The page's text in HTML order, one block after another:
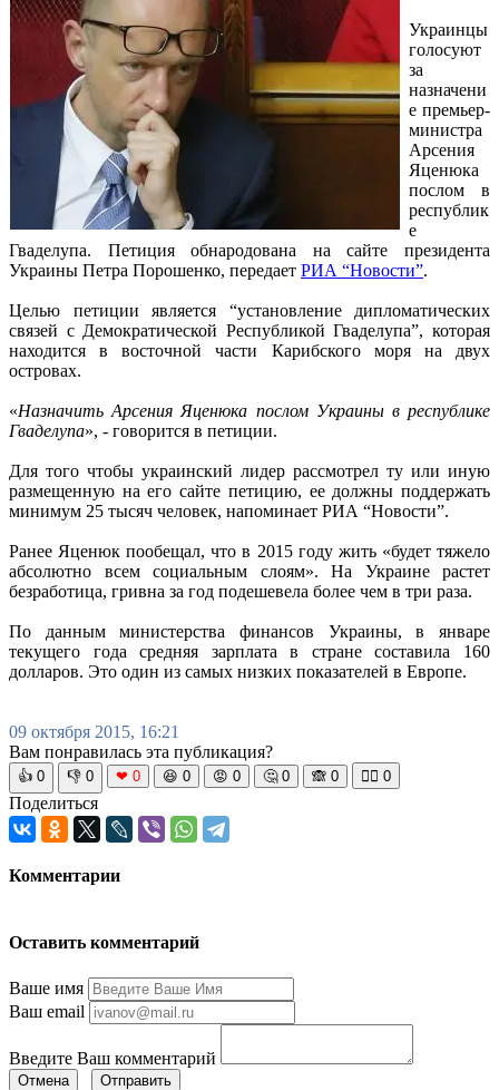
Украинцы
голосуют
за
назначени
е премьер-
министра
Арсения
Яценюка
послом в
республик
е
Гваделупа. Петиция обнародована на сайте президента
Украины Петра Порошенко, передает РИА “Новости”.
Целью петиции является “установление дипломатических
связей с Демократической Республикой Гваделупа”, которая
находится в восточной части Карибского моря на двух
островах.
«Назначить Арсения Яценюка послом Украины в республике
Гваделупа», - говорится в петиции.
Для того чтобы украинский лидер рассмотрел ту или иную
размещенную на его сайте петицию, ее должны поддержать
минимум 25 тысяч человек, напоминает РИА “Новости”.
Ранее Яценюк пообещал, что в 2015 году жить «будет тяжело
абсолютно всем социальным слоям». На Украине растет
безработица, гривна за год подешевела более чем в три раза.
По данным министерства финансов Украины, в январе
текущего года средняя зарплата в стране составила 160
долларов. Это один из самых низких показателей в Европе.
09 октября 2015, 16:21
Вам понравилась эта публикация?
👍 0 👎 0 ❤ 0 😆 0 😡 0 🤔 0 🙈 0 🧘‍♀️ 0
Поделиться
Комментарии
Оставить комментарий
Ваше имя
Ваш email
Введите Ваш комментарий
Отмена Отправить